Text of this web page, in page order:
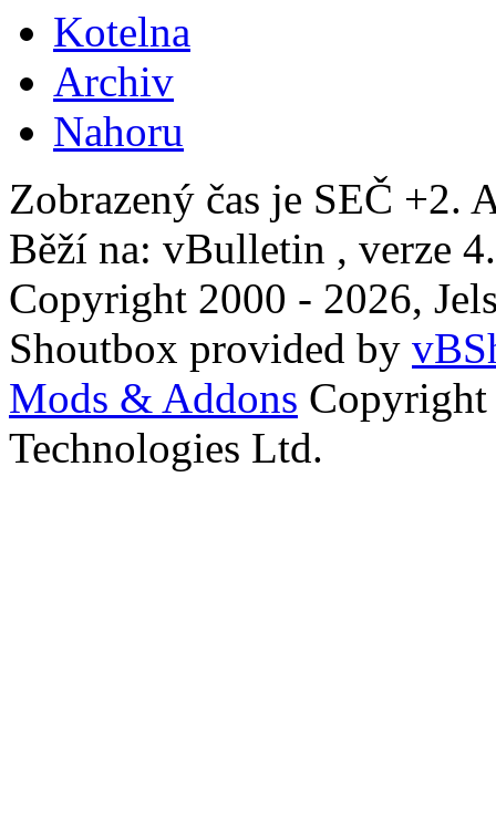
Kotelna
Archiv
Nahoru
Zobrazený čas je SEČ +2.
Běží na: vBulletin , verze
Copyright 2000 - 2026,
Shoutbox provided by
Mods & Addons
Technologies Ltd.